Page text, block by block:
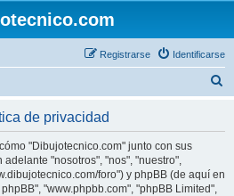
Identificarse
Registrarse
de privacidad
"Dibujotecnico.com" junto con sus
"nosotros", "nos", "nuestro",
foro") y phpBB (de aquí en
"www.phpbb.com", "phpBB Limited",